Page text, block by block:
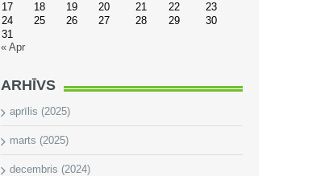
17
18 19 20 21 22
23
24
25 26 27 28 29
30
31
« Apr
ARHĪVS
aprīlis (2025)
marts (2025)
decembris (2024)